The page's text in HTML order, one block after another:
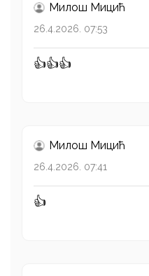
Милош Mицић
26.4.2026. 07:53
👍👍👍
Милош Mицић
26.4.2026. 07:41
👍